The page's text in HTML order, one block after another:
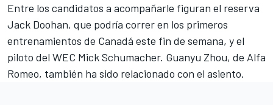
Entre los candidatos a acompañarle figuran el reserva
Jack Doohan, que podría correr en los primeros
entrenamientos de Canadá este fin de semana, y el
piloto del WEC Mick Schumacher. Guanyu Zhou, de Alfa
Romeo, también ha sido relacionado con el asiento.